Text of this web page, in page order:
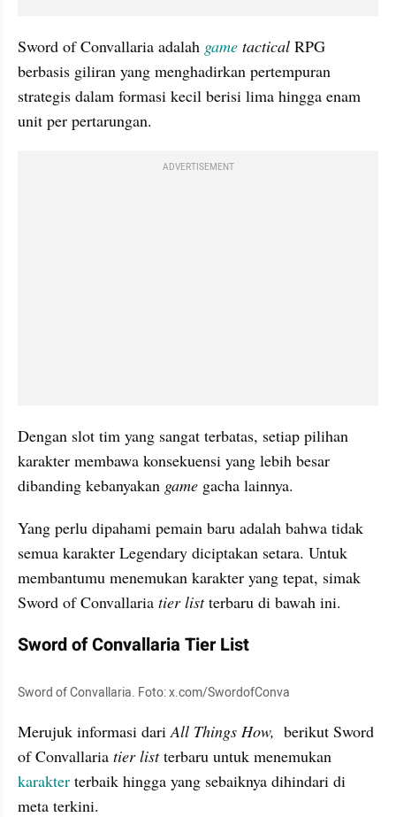
Sword of Convallaria adalah game tactical RPG
berbasis giliran yang menghadirkan pertempuran
strategis dalam formasi kecil berisi lima hingga enam
unit per pertarungan.
ADVERTISEMENT
Dengan slot tim yang sangat terbatas, setiap pilihan
karakter membawa konsekuensi yang lebih besar
dibanding kebanyakan game gacha lainnya.
Yang perlu dipahami pemain baru adalah bahwa tidak
semua karakter Legendary diciptakan setara. Untuk
membantumu menemukan karakter yang tepat, simak
Sword of Convallaria tier list terbaru di bawah ini.
Sword of Convallaria Tier List
Sword of Convallaria. Foto: x.com/SwordofConva
Merujuk informasi dari All Things How, berikut Sword
of Convallaria tier list
karakter terbaik hingga yang sebaiknya dihindari di
meta terkini.